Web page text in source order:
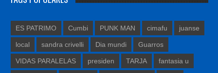
ES PATRIMO Cumbi PUNK MAN cimafu juanse
local sandra crivelli Dia mundi Guarros
VIDAS PARALELAS presiden TARJA fantasia u